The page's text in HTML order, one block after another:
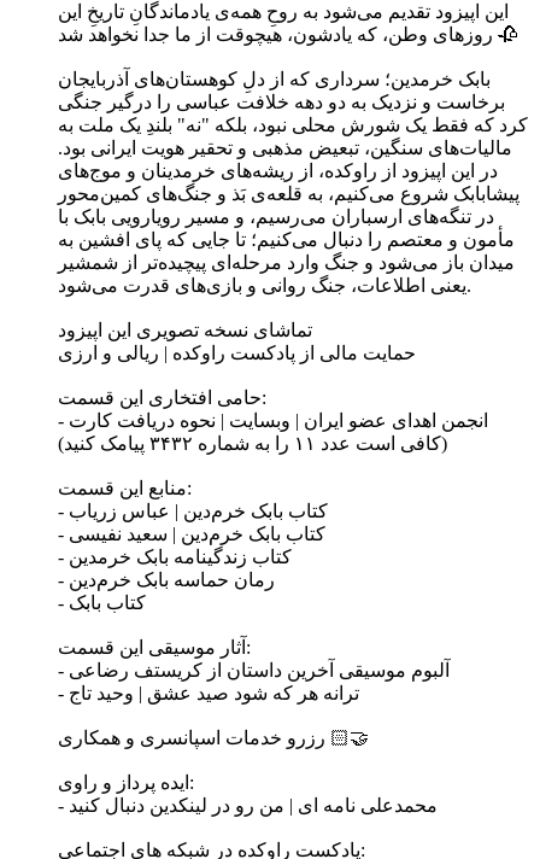
این اپیزود تقدیم می‌شود به روحِ همه‌ی یادماندگانِ تاریخِ این
روزهای وطن، که یادشون، هیچوقت از ما جدا نخواهد شد 🥀
بابک خرمدین؛ سرداری که از دلِ کوهستان‌های آذربایجان
برخاست و نزدیک به دو دهه خلافت عباسی را درگیر جنگی
کرد که فقط یک شورش محلی نبود، بلکه "نه" بلندِ یک ملت به
مالیات‌های سنگین، تبعیض مذهبی و تحقیر هویت ایرانی بود.
در این اپیزود از راوکده، از ریشه‌های خرمدینان و موج‌های
پیشابابک شروع می‌کنیم، به قلعه‌ی بَذ و جنگ‌های کمین‌محور
در تنگه‌های ارسباران می‌رسیم، و مسیر رویارویی بابک با
مأمون و معتصم را دنبال می‌کنیم؛ تا جایی که پای افشین به
میدان باز می‌شود و جنگ وارد مرحله‌ای پیچیده‌تر از شمشیر
یعنی اطلاعات، جنگ روانی و بازی‌های قدرت می‌شود.
تماشای نسخه تصویری این اپیزود
حمایت مالی از پادکست راوکده | ریالی و ارزی
حامی افتخاری این قسمت:
- انجمن اهدای عضو ایران | وبسایت | نحوه دریافت کارت
(کافی است عدد ۱۱ را به شماره ۳۴۳۲ پیامک کنید)
منابع این قسمت:
- کتاب بابک خرم‌دین | عباس زریاب
- کتاب بابک خرم‌دین | سعید نفیسی
- کتاب زندگینامه بابک خرمدین
- رمان حماسه بابک خرم‌دین
- کتاب بابک
آثار موسیقی این قسمت:
- آلبوم موسیقی آخرین داستان از کریستف رضاعی
- ترانه هر که شود صید عشق | وحید تاج
رزرو خدمات اسپانسری و همکاری 🤝🏻
ایده پرداز و راوی:
- محمدعلی نامه ای | من رو در لینکدین دنبال کنید
پادکست راوکده در شبکه های اجتماعی: